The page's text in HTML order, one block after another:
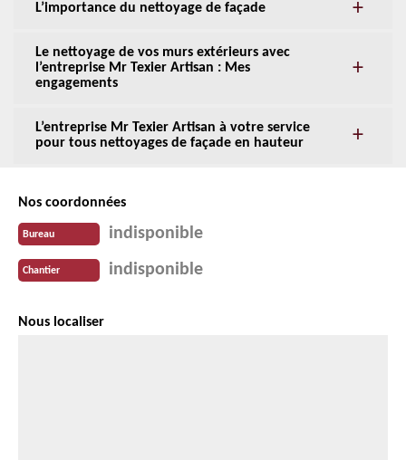
L’importance du nettoyage de façade
Le nettoyage de vos murs extérieurs avec
l’entreprise Mr Texier Artisan : Mes
engagements
L’entreprise Mr Texier Artisan à votre service
pour tous nettoyages de façade en hauteur
Nos coordonnées
Bureau indisponible
Chantier indisponible
Nous localiser